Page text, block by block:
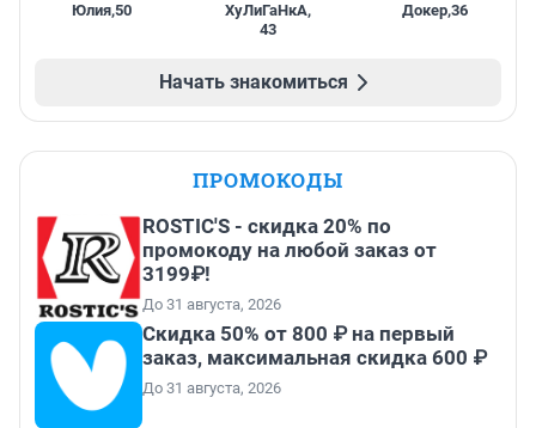
Юлия,50 ХуЛиГаНкА,
43
Докер,36
Начать знакомиться
ПРОМОКОДЫ
ROSTIC'S - скидка 20% по
промокоду на любой заказ от
3199₽!
До 31 августа, 2026
Скидка 50% от 800 ₽ на первый
заказ, максимальная скидка 600 ₽
До 31 августа, 2026